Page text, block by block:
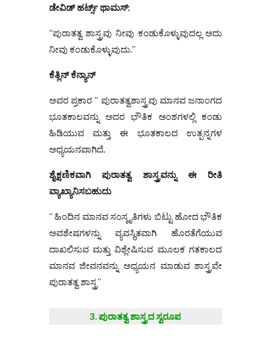
ಡೇವಿಡ್ಹರ್ಟ್ಸ್ಥಾಮಸ್:
ʻʻಪುರಾತತ್ವ ಶಾಸ್ತ್ರವು ನೀವು ಕಂಡುಕೊಳ್ಳುವುದಲ್ಲ ಅದು
ನೀವು ಕಂಡುಕೊಳ್ಳುವುದು.ʼʼ
ಕೆತ್ಲಿನ್ ಕೆನ್ಯಾನ್
ಅವರ ಪ್ರಕಾರ ʻʻ ಪುರಾತತ್ವಶಾಸ್ತ್ರವು ಮಾನವ ಜನಾಂಗದ
ಭೂತಕಾಲವನ್ನು ಅದರ ಭೌತಿಕ ಅಂಶಗಳಲ್ಲಿ ಕಂಡು
ಹಿಡಿಯುವ ಮತ್ತು ಈ ಭೂತಕಾಲದ ಉತ್ಪನ್ನಗಳ
ಅಧ್ಯಯನವಾಗಿದೆ.
ಶೈಕ್ಷಣಿಕವಾಗಿ ಪುರಾತತ್ವ ಶಾಸ್ತ್ರವನ್ನು ಈ
ರೀತಿ
ವ್ಯಾಖ್ಯಾನಿಸಬಹುದು
ʻʻ ಹಿಂದಿನ ಮಾನವ ಸಂಸ್ಕೃತಿಗಳು ಬಿಟ್ಟು ಹೋದ ಭೌತಿಕ
ಅವಶೇಷಗಳನ್ನು ವ್ಯವಸ್ಥಿತವಾಗಿ ಹೊರತೆಗೆಯುವ
ದಾಖಲಿಸುವ ಮತ್ತು ವಿಶ್ಲೇಷಿಸುವ ಮೂಲಕ ಗತಕಾಲದ
ಮಾನವ ಜೀವನವನ್ನು ಅಧ್ಯಯನ ಮಾಡುವ ಶಾಸ್ತ್ರವೇ
ಪುರಾತತ್ವ ಶಾಸ್ತ್ರʼʼ
3. ಪುರಾತತ್ವ ಶಾಸ್ತ್ರದ ಸ್ವರೂಪ